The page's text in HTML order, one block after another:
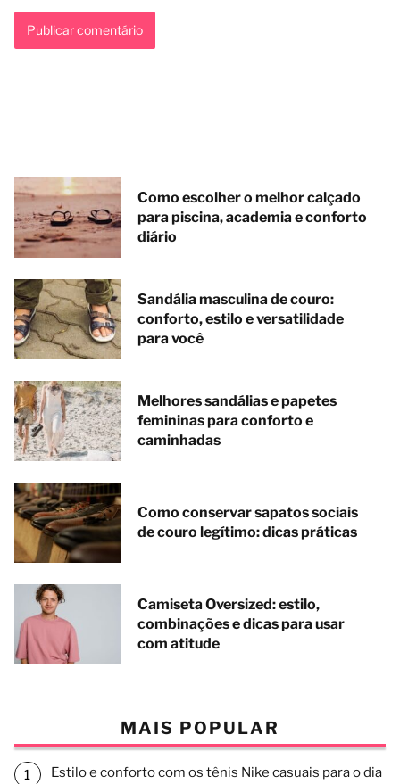
Como escolher o melhor calçado
para piscina, academia e conforto
diário
Sandália masculina de couro:
conforto, estilo e versatilidade
para você
Melhores sandálias e papetes
femininas para conforto e
caminhadas
Como conservar sapatos sociais
de couro legítimo: dicas práticas
Camiseta Oversized: estilo,
combinações e dicas para usar
com atitude
MAIS POPULAR
Estilo e conforto com os tênis Nike casuais para o dia